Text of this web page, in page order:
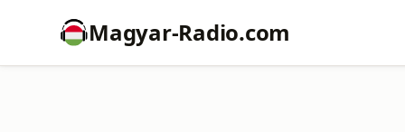
Magyar-Radio.com